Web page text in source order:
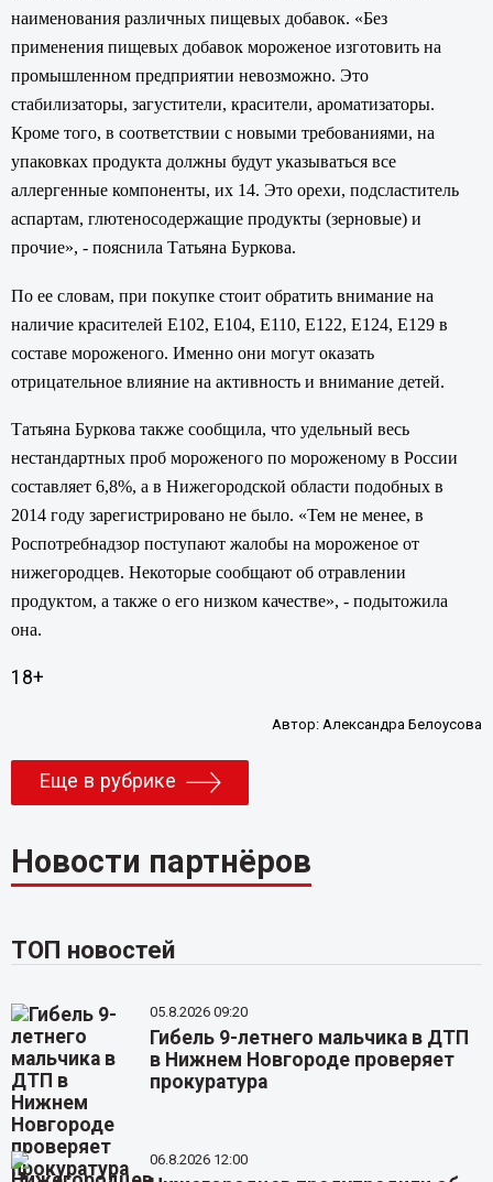
наименования различных пищевых добавок. «Без
применения пищевых добавок мороженое изготовить на
промышленном предприятии невозможно. Это
стабилизаторы, загустители, красители, ароматизаторы.
Кроме того, в соответствии с новыми требованиями, на
упаковках продукта должны будут указываться все
аллергенные компоненты, их 14. Это орехи, подсластитель
аспартам, глютеносодержащие продукты (зерновые) и
прочие», - пояснила Татьяна Буркова.
По ее словам, при покупке стоит обратить внимание на
наличие красителей Е102, Е104, Е110, Е122, Е124, Е129 в
составе мороженого. Именно они могут оказать
отрицательное влияние на активность и внимание детей.
Татьяна Буркова также сообщила, что удельный весь
нестандартных проб мороженого по мороженому в России
составляет 6,8%, а в Нижегородской области подобных в
2014 году зарегистрировано не было. «Тем не менее, в
Роспотребнадзор поступают жалобы на мороженое от
нижегородцев. Некоторые сообщают об отравлении
продуктом, а также о его низком качестве», - подытожила
она.
18+
Автор:Александра Белоусова
Еще в рубрике
Новости партнёров
ТОП новостей
05.8.2026 09:20
Гибель 9-летнего мальчика в ДТП
в Нижнем Новгороде проверяет
прокуратура
06.8.2026 12:00